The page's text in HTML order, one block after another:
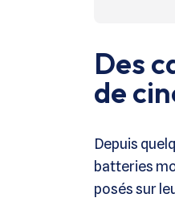
Des
de
Depuis
batteries
posés sur